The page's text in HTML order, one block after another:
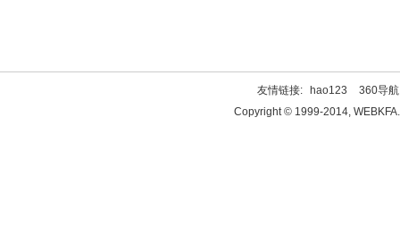
友情链接: hao123
360导航
Copyright © 1999-2014,